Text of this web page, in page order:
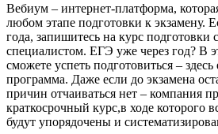
Вебиум – интернет-платформа,
любом этапе подготовки к экзамену.
года, запишитесь на курс подготовки
специалистом. ЕГЭ уже через год? В
сможете успеть подготовиться –
программа. Даже если до экзамена
причин отчаиваться нет – компания
краткосрочный курс,в ходе которого
будут упорядочены и